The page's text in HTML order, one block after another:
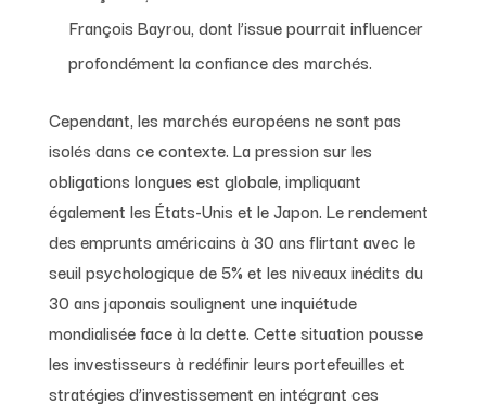
François Bayrou, dont l’issue pourrait influencer
profondément la confiance des marchés.
Cependant, les marchés européens ne sont pas
isolés dans ce contexte. La pression sur les
obligations longues est globale, impliquant
également les États-Unis et le Japon. Le rendement
des emprunts américains à 30 ans flirtant avec le
seuil psychologique de 5% et les niveaux inédits du
30 ans japonais soulignent une inquiétude
mondialisée face à la dette. Cette situation pousse
les investisseurs à redéfinir leurs portefeuilles et
stratégies d’investissement en intégrant ces